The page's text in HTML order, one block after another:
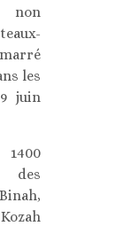
non
les
juin
des